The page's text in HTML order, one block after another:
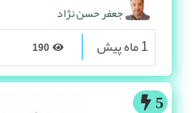
جعفر حسن نژاد
1 ماه پیش
5